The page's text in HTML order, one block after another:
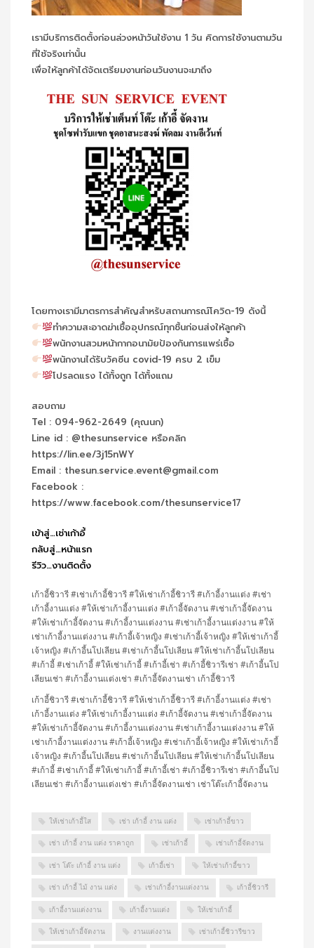
เรามีบริการติดตั้งก่อนล่วงหน้าวันใช้งาน 1 วัน คิดการใช้งานตามวัน
ที่ใช้จริงเท่านั้น
เพื่อให้ลูกค้าได้จัดเตรียมงานก่อนวันงานจะมาถึง
โดยทางเรามีมาตรการสำคัญสำหรับสถานการณ์โควิด-19 ดังนี้
ทำความสะอาดฆ่าเชื้ออุปกรณ์ทุกชิ้นก่อนส่งให้ลูกค้า
พนักงานสวมหน้ากากอนามัยป้องกันการแพร่เชื้อ
พนักงานได้รับวัคซีน covid-19 ครบ 2 เข็ม
โปรลดแรง ได้ทั้งถูก ได้ทั้งแถม
สอบถาม
Tel : 094-962-2649 (คุณนก)
Line id : @thesunservice หรือคลิก
https://lin.ee/3j15nWY
Email : thesun.service.event@gmail.com
Facebook :
https://www.facebook.com/thesunservice17
เข้าสู่…เช่าเก้าอี้
กลับสู่…หน้าแรก
รีวิว…งานติดตั้ง
เก้าอี้ชิวารี #เช่าเก้าอี้ชิวารี #ให้เช่าเก้าอี้ชิวารี #เก้าอี้งานแต่ง #เช่า
เก้าอี้งานแต่ง #ให้เช่าเก้าอี้งานแต่ง #เก้าอี้จัดงาน #เช่าเก้าอี้จัดงาน
#ให้เช่าเก้าอี้จัดงาน #เก้าอี้งานแต่งงาน #เช่าเก้าอี้งานแต่งงาน #ให้
เช่าเก้าอี้งานแต่งงาน #เก้าอี้เจ้าหญิง #เช่าเก้าอี้เจ้าหญิง #ให้เช่าเก้าอี้
เจ้าหญิง #เก้าอี้นโปเลียน #เช่าเก้าอี้นโปเลียน #ให้เช่าเก้าอี้นโปเลียน
#เก้าอี้ #เช่าเก้าอี้ #ให้เช่าเก้าอี้ #เก้าอี้เช่า #เก้าอี้ชิวารีเช่า #เก้าอี้นโป
เลียนเช่า #เก้าอี้งานแต่งเช่า #เก้าอี้จัดงานเช่า เก้าอี้ชิวารี
เก้าอี้ชิวารี #เช่าเก้าอี้ชิวารี #ให้เช่าเก้าอี้ชิวารี #เก้าอี้งานแต่ง #เช่า
เก้าอี้งานแต่ง #ให้เช่าเก้าอี้งานแต่ง #เก้าอี้จัดงาน #เช่าเก้าอี้จัดงาน
#ให้เช่าเก้าอี้จัดงาน #เก้าอี้งานแต่งงาน #เช่าเก้าอี้งานแต่งงาน #ให้
เช่าเก้าอี้งานแต่งงาน #เก้าอี้เจ้าหญิง #เช่าเก้าอี้เจ้าหญิง #ให้เช่าเก้าอี้
เจ้าหญิง #เก้าอี้นโปเลียน #เช่าเก้าอี้นโปเลียน #ให้เช่าเก้าอี้นโปเลียน
#เก้าอี้ #เช่าเก้าอี้ #ให้เช่าเก้าอี้ #เก้าอี้เช่า #เก้าอี้ชิวารีเช่า #เก้าอี้นโป
เลียนเช่า #เก้าอี้งานแต่งเช่า #เก้าอี้จัดงานเช่า เช่าโต๊ะเก้าอี้จัดงาน
ให้เช่าเก้าอี้ใส เช่า เก้าอี้ งาน แต่ง เช่าเก้าอี้ขาว
เช่า เก้าอี้ งาน แต่ง ราคาถูก เช่าเก้าอี้ เช่าเก้าอี้จัดงาน
เช่า โต๊ะ เก้าอี้ งาน แต่ง เก้าอี้เช่า ให้เช่าเก้าอี้ขาว
เช่า เก้าอี้ ไม้ งาน แต่ง เช่าเก้าอี้งานแต่งงาน เก้าอี้ชิวารี
เก้าอี้งานแต่งงาน เก้าอี้งานแต่ง ให้เช่าเก้าอี้
ให้เช่าเก้าอี้จัดงาน งานแต่งงาน เช่าเก้าอี้ชิวารีขาว